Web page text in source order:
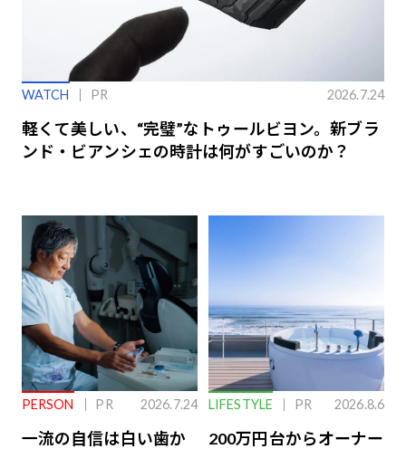
WATCH PR 2026.7.24
軽くて美しい、“完璧”なトゥールビヨン。新ブラ
ンド・ビアンシェの時計は何がすごいのか？
PERSON PR 2026.7.24
一流の自信は白い歯か
LIFESTYLE PR 2026.8.6
200万円台からオーナー